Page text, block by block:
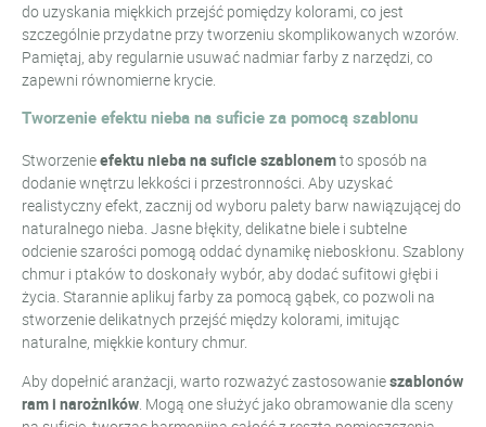
do uzyskania miękkich przejść pomiędzy kolorami, co jest
szczególnie przydatne przy tworzeniu skomplikowanych wzorów.
Pamiętaj, aby regularnie usuwać nadmiar farby z narzędzi, co
zapewni równomierne krycie.
Tworzenie efektu nieba na suficie za pomocą szablonu
Stworzenieefektu nieba na suficie szablonemto sposób na
dodanie wnętrzu lekkości i przestronności. Aby uzyskać
realistyczny efekt, zacznij od wyboru palety barw nawiązującej do
naturalnego nieba. Jasne błękity, delikatne biele i subtelne
odcienie szarości pomogą oddać dynamikę nieboskłonu. Szablony
chmur i ptaków to doskonały wybór, aby dodać sufitowi głębi i
życia. Starannie aplikuj farby za pomocą gąbek, co pozwoli na
stworzenie delikatnych przejść między kolorami, imitując
naturalne, miękkie kontury chmur.
Aby dopełnić aranżacji, warto rozważyć zastosowanieszablonów
ram i narożników. Mogą one służyć jako obramowanie dla sceny